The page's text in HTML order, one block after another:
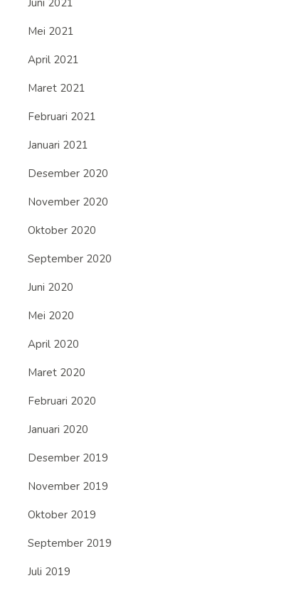
Juni 2021
Mei 2021
April 2021
Maret 2021
Februari 2021
Januari 2021
Desember 2020
November 2020
Oktober 2020
September 2020
Juni 2020
Mei 2020
April 2020
Maret 2020
Februari 2020
Januari 2020
Desember 2019
November 2019
Oktober 2019
September 2019
Juli 2019